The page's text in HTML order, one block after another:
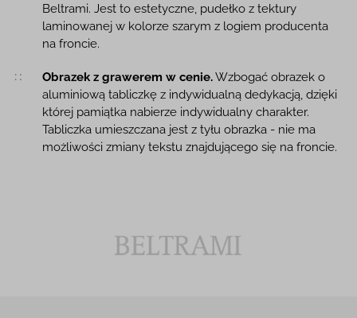
Beltrami. Jest to estetyczne, pudełko z tektury
laminowanej w kolorze szarym z logiem producenta
na froncie.
Obrazek z grawerem w cenie.Wzbogać obrazek o
aluminiową tabliczkę z indywidualną dedykacją, dzięki
której pamiątka nabierze indywidualny charakter.
Tabliczka umieszczana jest z tyłu obrazka - nie ma
możliwości zmiany tekstu znajdującego się na froncie.